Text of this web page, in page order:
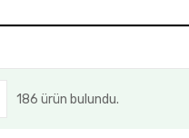
186 ürün bulundu.